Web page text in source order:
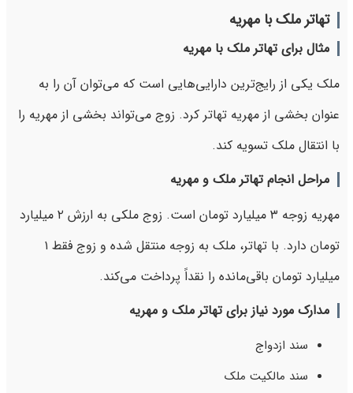
تهاتر ملک با مهریه
مثال برای تهاتر ملک با مهریه
ملک یکی از رایج‌ترین دارایی‌هایی است که می‌توان آن را به
عنوان بخشی از مهریه تهاتر کرد. زوج می‌تواند بخشی از مهریه را
با انتقال ملک تسویه کند.
مراحل انجام تهاتر ملک و مهریه
مهریه زوجه ۳ میلیارد تومان است. زوج ملکی به ارزش ۲ میلیارد
تومان دارد. با تهاتر، ملک به زوجه منتقل شده و زوج فقط ۱
میلیارد تومان باقی‌مانده را نقداً پرداخت می‌کند.
مدارک مورد نیاز برای تهاتر ملک و مهریه
سند ازدواج
سند مالکیت ملک